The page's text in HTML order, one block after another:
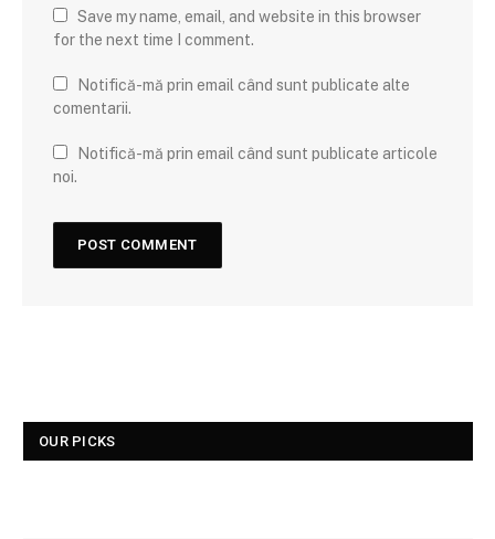
Save my name, email, and website in this browser
for the next time I comment.
Notifică-mă prin email când sunt publicate alte
comentarii.
Notifică-mă prin email când sunt publicate articole
noi.
OUR PICKS